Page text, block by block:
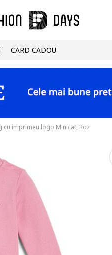
CARD CADOU
cu imprimeu logo Minicat, Roz